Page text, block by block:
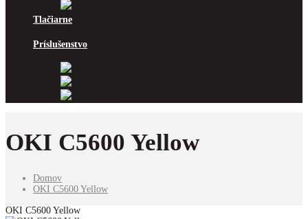
Tlačiarne
Príslušenstvo
OKI C5600 Yellow
Domov
OKI C5600 Yellow
OKI C5600 Yellow